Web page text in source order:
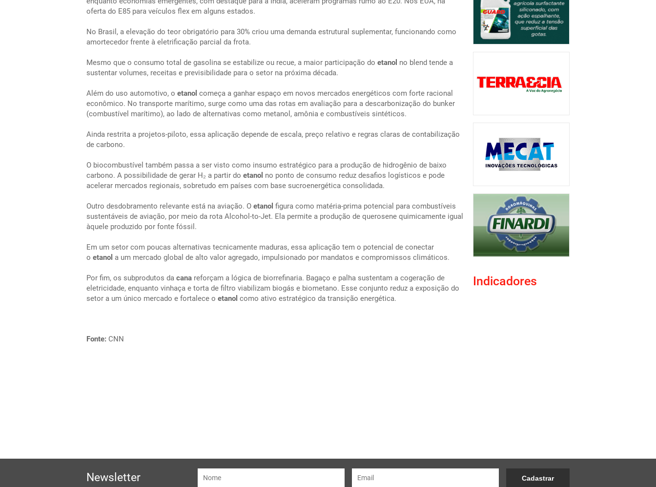
oferta do E85 para veículos flex em alguns estados.
No Brasil, a elevação do teor obrigatório para 30% criou uma demanda estrutural suplementar, funcionando como
amortecedor frente à eletrificação parcial da frota.
Mesmo que o consumo total de gasolina se estabilize ou recue, a maior participação do etanol no blend tende a
sustentar volumes, receitas e previsibilidade para o setor na próxima década.
Além do uso automotivo, o etanol começa a ganhar espaço em novos mercados energéticos com forte racional
econômico. No transporte marítimo, surge como uma das rotas em avaliação para a descarbonização do bunker
(combustível marítimo), ao lado de alternativas como metanol, amônia e combustíveis sintéticos.
Ainda restrita a projetos-piloto, essa aplicação depende de escala, preço relativo e regras claras de contabilização
de carbono.
O biocombustível também passa a ser visto como insumo estratégico para a produção de hidrogênio de baixo
carbono. A possibilidade de gerar H₂ a partir do etanol no ponto de consumo reduz desafios logísticos e pode
acelerar mercados regionais, sobretudo em países com base sucroenergética consolidada.
Outro desdobramento relevante está na aviação. O etanol figura como matéria-prima potencial para combustíveis
sustentáveis de aviação, por meio da rota Alcohol-to-Jet. Ela permite a produção de querosene quimicamente igual
àquele produzido por fonte fóssil.
Em um setor com poucas alternativas tecnicamente maduras, essa aplicação tem o potencial de conectar
o etanol a um mercado global de alto valor agregado, impulsionado por mandatos e compromissos climáticos.
Por fim, os subprodutos da cana reforçam a lógica de biorrefinaria. Bagaço e palha sustentam a cogeração de
eletricidade, enquanto vinhaça e torta de filtro viabilizam biogás e biometano. Esse conjunto reduz a exposição do
setor a um único mercado e fortalece o etanol como ativo estratégico da transição energética.
Fonte: CNN
Indicadores
Newsletter